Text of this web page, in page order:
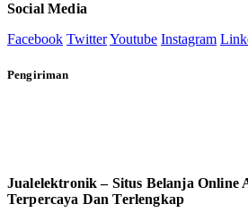
Social Media
Facebook TwitterYoutube Instagram
Pengiriman
Jualelektronik – Situs Belanja Online
Terpercaya Dan Terlengkap